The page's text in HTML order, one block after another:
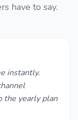
have to say.
instantly.
the yearly plan